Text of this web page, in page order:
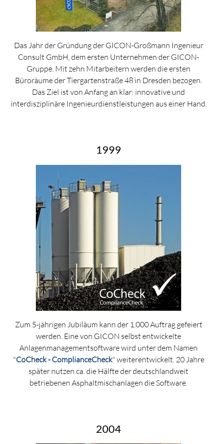
Das Jahr der Gründung der GICON-Großmann Ingenieur
Consult GmbH, dem ersten Unternehmen der GICON-
Gruppe. Mit zehn Mitarbeitern werden die ersten
Büroräume der Tiergartenstraße 48 in Dresden bezogen.
Das Ziel ist von Anfang an klar: innovative und
interdisziplinäre Ingenieurdienstleistungen aus einer Hand.
1999
Zum 5-jährigen Jubiläum kann der 1.000 Auftrag gefeiert
werden. Eine von GICON selbst entwickelte
Anlagenmanagementsoftware wird unter dem Namen
"CoCheck - ComplianceCheck" weiterentwickelt. 20 Jahre
später nutzen ca. die Hälfte der deutschlandweit
betriebenen Asphaltmischanlagen die Software.
2004